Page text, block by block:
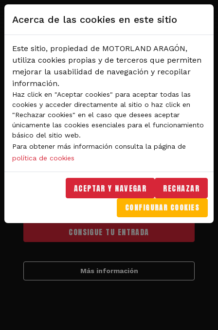
Pasar al contenido principal
Del 28 al 30 de agosto 2026
Circuito de velocidad
GRAN PREMIO
MICHELIN® DE ARAGÓN
DE MOTOGP™ 2026
CONSIGUE TU ENTRADA
Más información
Acerca de las cookies en este sitio
Este sitio, propiedad de MOTORLAND ARAGÓN,
utiliza cookies propias y de terceros que permiten
mejorar la usabilidad de navegación y recopilar
información.
Haz click en "Aceptar cookies" para aceptar todas las
cookies y acceder directamente al sitio o haz click en
"Rechazar cookies" en el caso que desees aceptar
únicamente las cookies esenciales para el funcionamiento
básico del sitio web.
Para obtener más información consulta la página de
política de cookies
ACEPTAR Y NAVEGAR RECHAZAR
CONFIGURAR COOKIES